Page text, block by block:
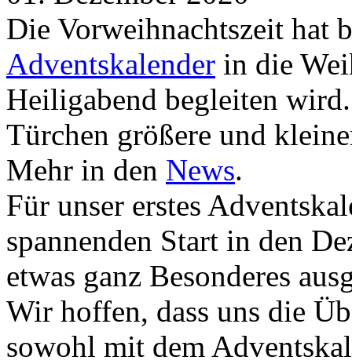
Die Vorweihnachtszeit hat
Adventskalender in die
Heiligabend begleiten
Türchen größere und
Mehr in den News.
Für unser erstes
spannenden Start in den
etwas ganz Besonderes
Wir hoffen, dass uns die
sowohl mit dem